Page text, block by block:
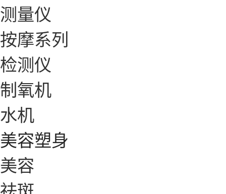
测量仪
按摩系列
检测仪
制氧机
水机
美容塑身
美容